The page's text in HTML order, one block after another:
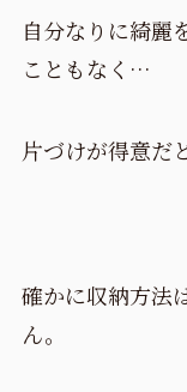
自分なりに綺麗
こともなく…
片づけが得意だ
確かに収納方法
ん。